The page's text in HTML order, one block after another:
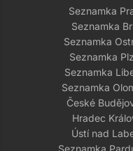
Seznamka
Seznamka
Seznamka
Seznamka
Seznamka
Seznamka
České
Hradec
Ústí nad
Seznamka